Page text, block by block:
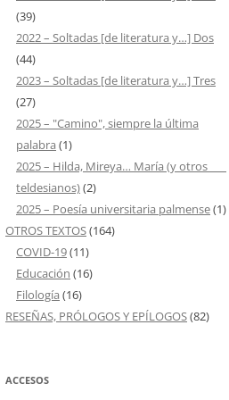
(39)
2022 – Soltadas [de literatura y…] Dos
(44)
2023 – Soltadas [de literatura y…] Tres
(27)
2025 – "Camino", siempre la última
palabra (1)
2025 – Hilda, Mireya… María (y otros ___
teldesianos)(2)
2025 – Poesía universitaria palmense(1)
OTROS TEXTOS(164)
COVID-19(11)
Educación (16)
Filología (16)
RESEÑAS, PRÓLOGOS Y EPÍLOGOS(82)
ACCESOS